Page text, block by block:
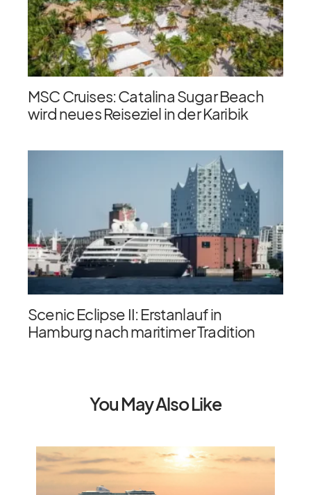
MSC Cruises: Catalina Sugar Beach
wird neues Reiseziel in der Karibik
Scenic Eclipse II: Erstanlauf in
Hamburg nach maritimer Tradition
You May Also Like